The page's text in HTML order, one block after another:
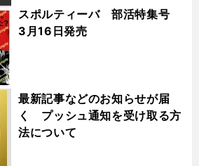
スポルティーバ 部活特集号
3月16日発売
最新記事などのお知らせが届
く プッシュ通知を受け取る方
法について